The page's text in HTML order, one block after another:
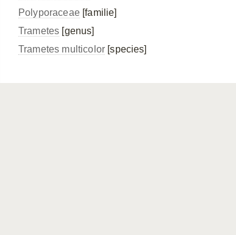
Polyporaceae[familie]
Trametes [genus]
Trametes multicolor [species]